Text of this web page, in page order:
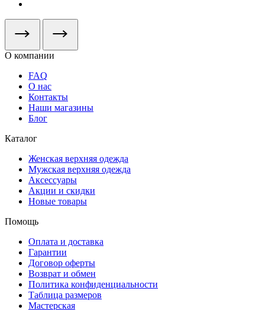
О компании
FAQ
О нас
Контакты
Наши магазины
Блог
Каталог
Женская верхняя одежда
Мужская верхняя одежда
Аксессуары
Акции и скидки
Новые товары
Помощь
Оплата и доставка
Гарантии
Договор оферты
Возврат и обмен
Политика конфиденциальности
Таблица размеров
Мастерская